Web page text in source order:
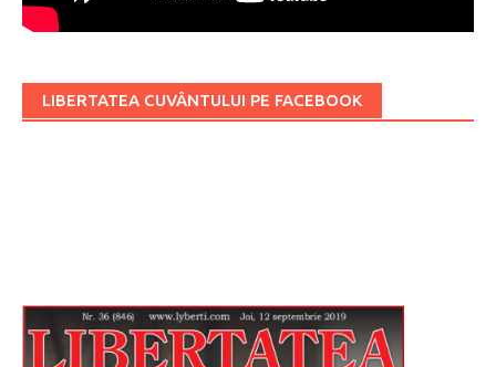
LIBERTATEA CUVÂNTULUI PE FACEBOOK